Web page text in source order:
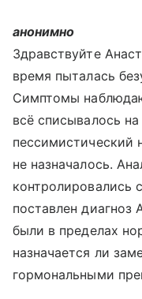
анонимно
Здравствуйте
время пыталась
Симптомы
всё списывалось
пессимистический
не назначалось.
контролировались
поставлен диагноз
были в пределах
назначается ли
гормональными